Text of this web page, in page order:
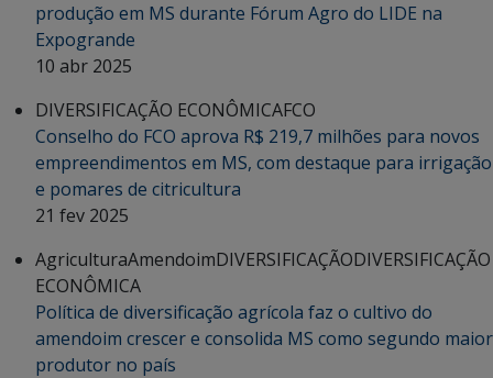
produção em MS durante Fórum Agro do LIDE na
Expogrande
10 abr 2025
DIVERSIFICAÇÃO ECONÔMICAFCO
Conselho do FCO aprova R$ 219,7 milhões para novos
empreendimentos em MS, com destaque para irrigação
e pomares de citricultura
21 fev 2025
AgriculturaAmendoimDIVERSIFICAÇÃODIVERSIFICAÇÃO
ECONÔMICA
Política de diversificação agrícola faz o cultivo do
amendoim crescer e consolida MS como segundo maior
produtor no país